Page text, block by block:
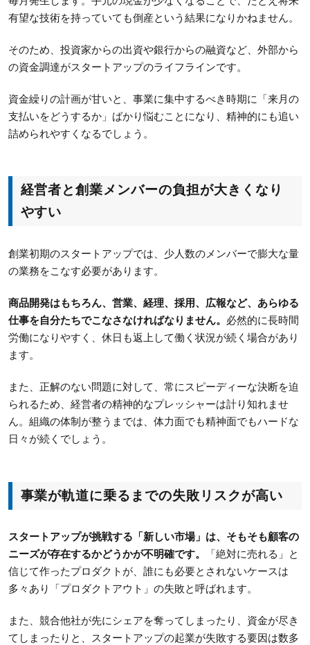
有望な技術を持っていても倒産という結果になりかねません。
そのため、投資家からの出資や銀行からの融資など、外部から
の資金調達がスタートアップのライフラインです。
資金繰りの計画が甘いと、事業に集中するべき時期に「来月の
支払いをどうするか」ばかり悩むことになり、精神的にも追い
詰められやすくなるでしょう。
経営者と創業メンバーの負担が大きくなり
やすい
創業初期のスタートアップでは、少人数のメンバーで膨大な量
の業務をこなす必要があります。
商品開発はもちろん、営業、経理、採用、広報など、あらゆる
仕事を自分たちでこなさなければなりません。 必然的に長時間
労働になりやすく、休日も返上して働く状況が続く場合があり
ます。
また、正解のない問題に対して、常にスピーディーな決断を迫
られるため、経営者の精神的なプレッシャーは計り知れませ
ん。組織の体制が整うまでは、体力面でも精神面でもハードな
日々が続くでしょう。
事業が軌道に乗るまでの失敗リスクが高い
スタートアップが挑戦する「新しい市場」は、そもそも顧客の
ニーズが存在するかどうかが不明確です。
「絶対に売れる」と
信じて作ったプロダクトが、誰にも必要とされないケースは
多々あり「プロダクトアウト」の失敗と呼ばれます。
また、競合他社が先にシェアを奪ってしまったり、資金が尽き
てしまったりと、スタートアップの起業が失敗する要因は数多